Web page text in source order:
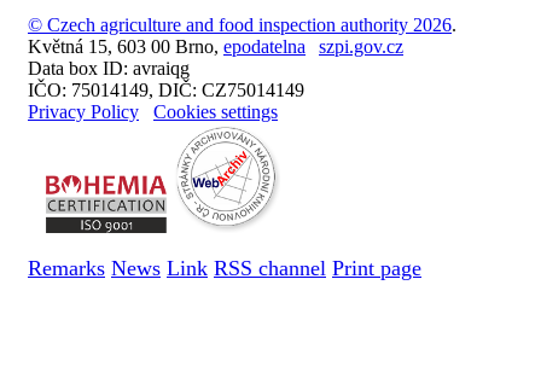
© Czech agriculture and food inspection authority 2026.
Květná 15, 603 00 Brno, epodatelna
szpi.gov.cz
Data box ID: avraiqg
IČO: 75014149, DIČ: CZ75014149
Privacy Policy
Cookies settings
Remarks News Link RSS channel Print page